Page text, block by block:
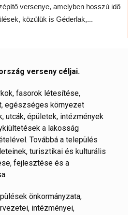
versenye, amelyben hosszú idő
közülük is Géderlak,...
verseny céljai.
fasorok létesítése,
egészséges környezet
utcák, épületek, intézmények
a lakosság
Továbbá a település
turisztikai és kulturális
fejlesztése és a
önkormányzata,
intézményei,